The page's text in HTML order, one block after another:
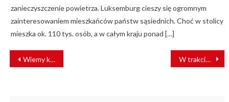
zanieczyszczenie powietrza. Luksemburg cieszy się ogromnym
zainteresowaniem mieszkańców państw sąsiednich. Choć w stolicy
mieszka ok. 110 tys. osób, a w całym kraju ponad […]
NAWIGACJA
WPISU
Wiemy kto dostarczy pociągi hybrydowe dla ŁKA W trakcie podróży zmarł pasażer. Na linii spore utrudnienia